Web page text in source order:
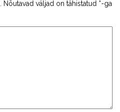
Nõutavad väljad on tähistatud *-ga